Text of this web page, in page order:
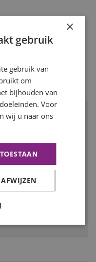
mooi meegenomen
in oplossingen
informele en
en groei
of deel de vacature met
×
gebruik
gebruik van
om
bijhouden van
Voor
wij u naar ons